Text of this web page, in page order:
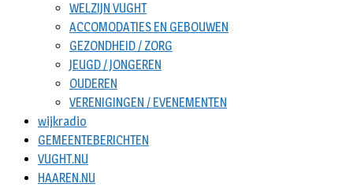
WELZIJN VUGHT
ACCOMODATIES EN GEBOUWEN
GEZONDHEID / ZORG
JEUGD / JONGEREN
OUDEREN
VERENIGINGEN / EVENEMENTEN
wijkradio
GEMEENTEBERICHTEN
VUGHT.NU
HAAREN.NU